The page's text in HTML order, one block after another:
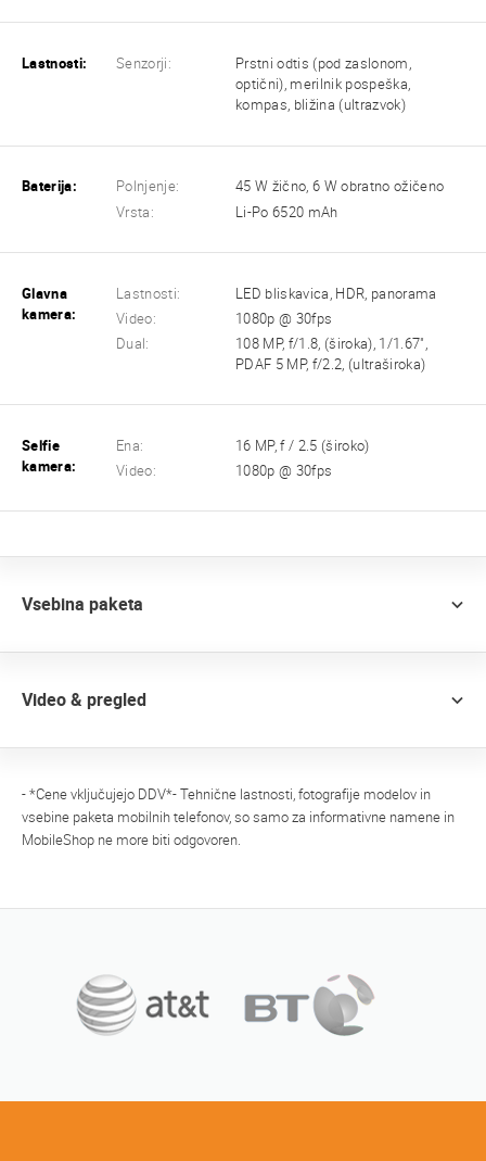
Lastnosti: Senzorji:
Prstni odtis (pod zaslonom,
optični), merilnik pospeška,
kompas, bližina (ultrazvok)
Baterija: Polnjenje:
45 W žično, 6 W obratno ožičeno
Vrsta:
Li-Po 6520 mAh
Glavna
kamera:
Lastnosti:
LED bliskavica, HDR, panorama
Video:
1080p @ 30fps
Dual:
108 MP, f/1.8, (široka), 1/1.67",
PDAF 5 MP, f/2.2, (ultraširoka)
Selfie
kamera:
Ena:
16 MP, f / 2.5 (široko)
Video:
1080p @ 30fps
Vsebina paketa
Video & pregled
- *Cene vključujejo DDV*- Tehnične lastnosti, fotografije modelov in
vsebine paketa mobilnih telefonov, so samo za informativne namene in
MobileShop ne more biti odgovoren.